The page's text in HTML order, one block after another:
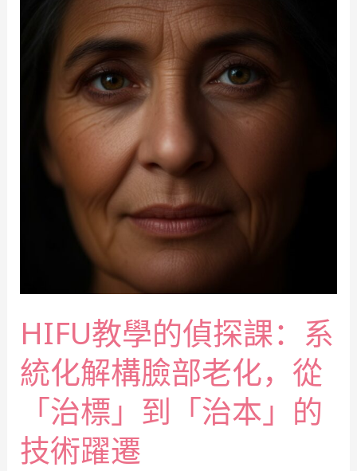
HIFU教學的偵探課：系
統化解構臉部老化，從
「治標」到「治本」的
技術躍遷